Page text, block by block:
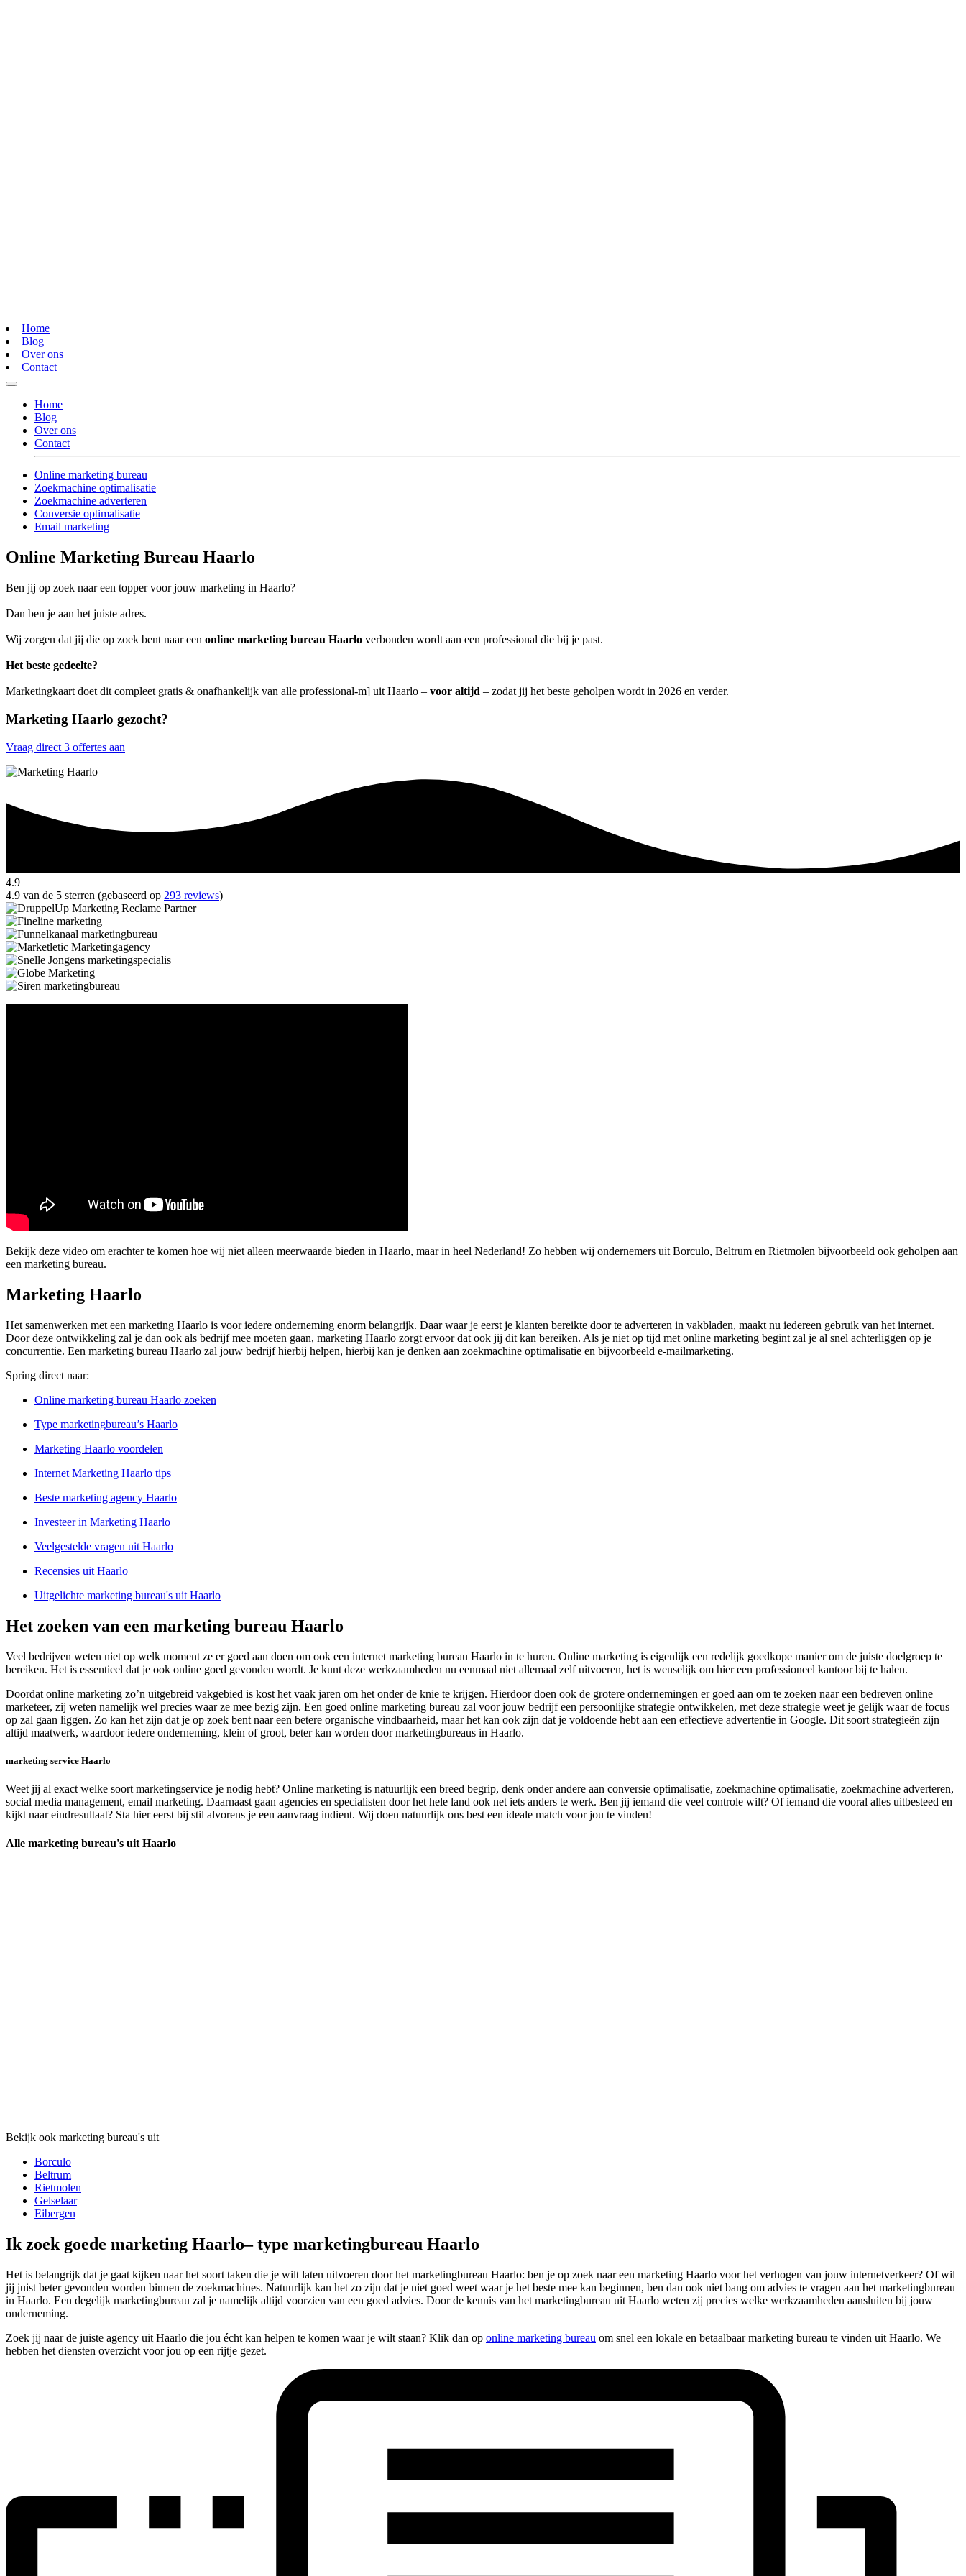
Home
Blog
Over ons
Contact
Home
Blog
Over ons
Contact
Online marketing bureau
Zoekmachine optimalisatie
Zoekmachine adverteren
Conversie optimalisatie
Email marketing
Online Marketing Bureau Haarlo
Ben jij op zoek naar een topper voor jouw marketing in Haarlo?
Dan ben je aan het juiste adres.
Wij zorgen dat jij die op zoek bent naar een online marketing bureau Haarlo verbonden wordt aan een professional die bij je past.
Het beste gedeelte?
Marketingkaart doet dit compleet gratis & onafhankelijk van alle professional-m] uit Haarlo – voor altijd – zodat jij het beste geholpen wordt in 2026 en verder.
Marketing Haarlo gezocht?
Vraag direct 3 offertes aan
4.9
4.9 van de 5 sterren (gebaseerd op 293 reviews)
Bekijk deze video om erachter te komen hoe wij niet alleen meerwaarde bieden in Haarlo, maar in heel Nederland! Zo hebben wij ondernemers uit Borculo, Beltrum en Rietmolen bijvoorbeeld ook geholpen aan
een marketing bureau.
Marketing Haarlo
Het samenwerken met een marketing Haarlo is voor iedere onderneming enorm belangrijk. Daar waar je eerst je klanten bereikte door te adverteren in vakbladen, maakt nu iedereen gebruik van het internet.
Door deze ontwikkeling zal je dan ook als bedrijf mee moeten gaan, marketing Haarlo zorgt ervoor dat ook jij dit kan bereiken. Als je niet op tijd met online marketing begint zal je al snel achterliggen op je
concurrentie. Een marketing bureau Haarlo zal jouw bedrijf hierbij helpen, hierbij kan je denken aan zoekmachine optimalisatie en bijvoorbeeld e-mailmarketing.
Spring direct naar:
Online marketing bureau Haarlo zoeken
Type marketingbureau’s Haarlo
Marketing Haarlo voordelen
Internet Marketing Haarlo tips
Beste marketing agency Haarlo
Investeer in Marketing Haarlo
Veelgestelde vragen uit Haarlo
Recensies uit Haarlo
Uitgelichte marketing bureau's uit Haarlo
Het zoeken van een marketing bureau Haarlo
Veel bedrijven weten niet op welk moment ze er goed aan doen om ook een internet marketing bureau Haarlo in te huren. Online marketing is eigenlijk een redelijk goedkope manier om de juiste doelgroep te
bereiken. Het is essentieel dat je ook online goed gevonden wordt. Je kunt deze werkzaamheden nu eenmaal niet allemaal zelf uitvoeren, het is wenselijk om hier een professioneel kantoor bij te halen.
Doordat online marketing zo’n uitgebreid vakgebied is kost het vaak jaren om het onder de knie te krijgen. Hierdoor doen ook de grotere ondernemingen er goed aan om te zoeken naar een bedreven online
marketeer, zij weten namelijk wel precies waar ze mee bezig zijn. Een goed online marketing bureau zal voor jouw bedrijf een persoonlijke strategie ontwikkelen, met deze strategie weet je gelijk waar de focus
op zal gaan liggen. Zo kan het zijn dat je op zoek bent naar een betere organische vindbaarheid, maar het kan ook zijn dat je voldoende hebt aan een effectieve advertentie in Google. Dit soort strategieën zijn
altijd maatwerk, waardoor iedere onderneming, klein of groot, beter kan worden door marketingbureaus in Haarlo.
marketing service Haarlo
Weet jij al exact welke soort marketingservice je nodig hebt? Online marketing is natuurlijk een breed begrip, denk onder andere aan conversie optimalisatie, zoekmachine optimalisatie, zoekmachine adverteren,
social media management, email marketing. Daarnaast gaan agencies en specialisten door het hele land ook net iets anders te werk. Ben jij iemand die veel controle wilt? Of iemand die vooral alles uitbesteed en
kijkt naar eindresultaat? Sta hier eerst bij stil alvorens je een aanvraag indient. Wij doen natuurlijk ons best een ideale match voor jou te vinden!
Alle marketing bureau's uit Haarlo
Bekijk ook marketing bureau's uit
Borculo
Beltrum
Rietmolen
Gelselaar
Eibergen
Ik zoek goede marketing Haarlo– type marketingbureau Haarlo
Het is belangrijk dat je gaat kijken naar het soort taken die je wilt laten uitvoeren door het marketingbureau Haarlo: ben je op zoek naar een marketing Haarlo voor het verhogen van jouw internetverkeer? Of wil
jij juist beter gevonden worden binnen de zoekmachines. Natuurlijk kan het zo zijn dat je niet goed weet waar je het beste mee kan beginnen, ben dan ook niet bang om advies te vragen aan het marketingbureau
in Haarlo. Een degelijk marketingbureau zal je namelijk altijd voorzien van een goed advies. Door de kennis van het marketingbureau uit Haarlo weten zij precies welke werkzaamheden aansluiten bij jouw
onderneming.
Zoek jij naar de juiste agency uit Haarlo die jou écht kan helpen te komen waar je wilt staan? Klik dan op online marketing bureau om snel een lokale en betaalbaar marketing bureau te vinden uit Haarlo. We
hebben het diensten overzicht voor jou op een rijtje gezet.